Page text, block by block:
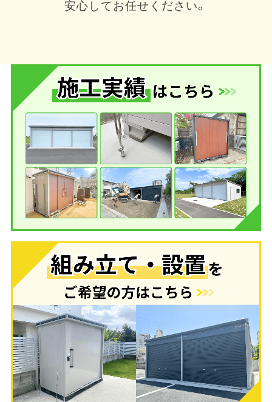
安心してお任せください。